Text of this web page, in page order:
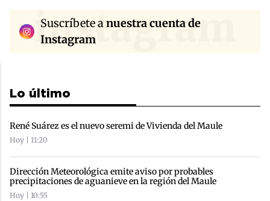
instagram
Suscríbete anuestra cuenta de
Instagram
Lo último
René Suárez es el nuevo seremi de Vivienda del Maule
Hoy | 11:20
Dirección Meteorológica emite aviso por probables
precipitaciones de aguanieve en la región del Maule
Hoy | 10:55